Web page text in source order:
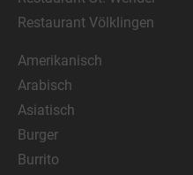
Restaurant Völklingen
Amerikanisch
Arabisch
Asiatisch
Burger
Burrito